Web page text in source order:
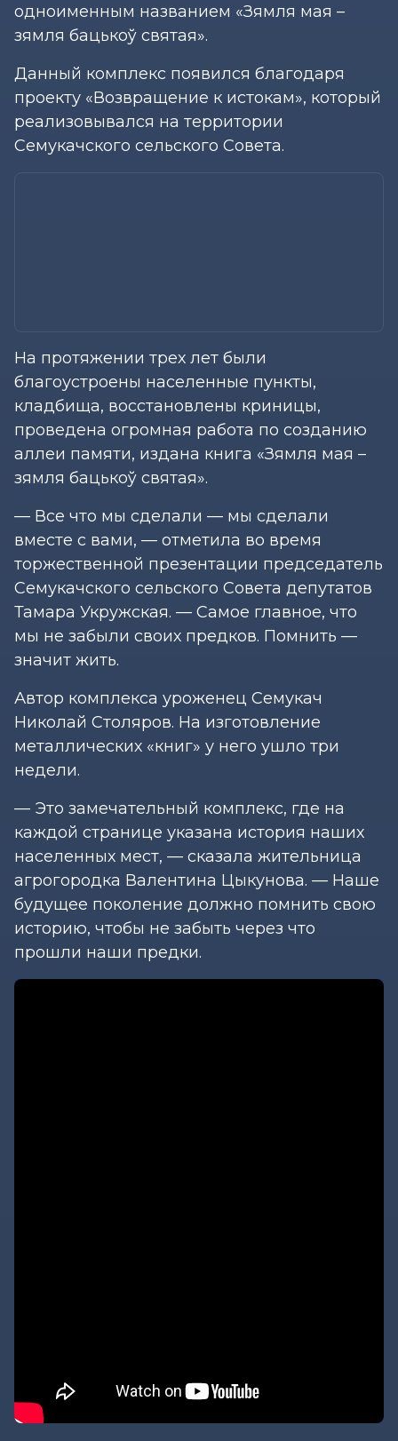
одноименным названием «Зямля мая –
зямля бацькоў святая».
Данный комплекс появился благодаря
проекту «Возвращение к истокам», который
реализовывался на территории
Семукачского сельского Совета.
На протяжении трех лет были
благоустроены населенные пункты,
кладбища, восстановлены криницы,
проведена огромная работа по созданию
аллеи памяти, издана книга «Зямля мая –
зямля бацькоў святая».
— Все что мы сделали — мы сделали
вместе с вами, — отметила во время
торжественной презентации председатель
Семукачского сельского Совета депутатов
Тамара Укружская. — Самое главное, что
мы не забыли своих предков. Помнить —
значит жить.
Автор комплекса уроженец Семукач
Николай Столяров. На изготовление
металлических «книг» у него ушло три
недели.
— Это замечательный комплекс, где на
каждой странице указана история наших
населенных мест, — сказала жительница
агрогородка Валентина Цыкунова. — Наше
будущее поколение должно помнить свою
историю, чтобы не забыть через что
прошли наши предки.